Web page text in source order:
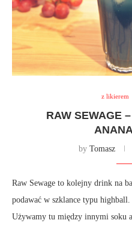
z likierem
RAW SEWAGE
by Tomasz
Raw Sewage to kolejny drink na
podawać w szklance typu
Używamy tu między innymi soku